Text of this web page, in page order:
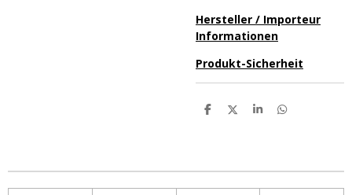
Hersteller / Importeur
Informationen
Produkt-Sicherheit
T
n
T
n
T
n
T
n